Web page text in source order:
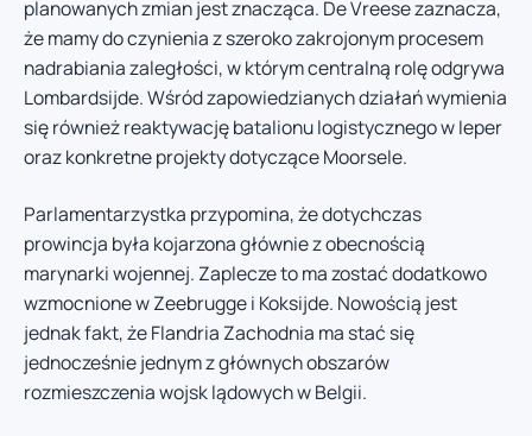
planowanych zmian jest znacząca. De Vreese zaznacza,
że mamy do czynienia z szeroko zakrojonym procesem
nadrabiania zaległości, w którym centralną rolę odgrywa
Lombardsijde. Wśród zapowiedzianych działań wymienia
się również reaktywację batalionu logistycznego w Ieper
oraz konkretne projekty dotyczące Moorsele.
Parlamentarzystka przypomina, że dotychczas
prowincja była kojarzona głównie z obecnością
marynarki wojennej. Zaplecze to ma zostać dodatkowo
wzmocnione w Zeebrugge i Koksijde. Nowością jest
jednak fakt, że Flandria Zachodnia ma stać się
jednocześnie jednym z głównych obszarów
rozmieszczenia wojsk lądowych w Belgii.